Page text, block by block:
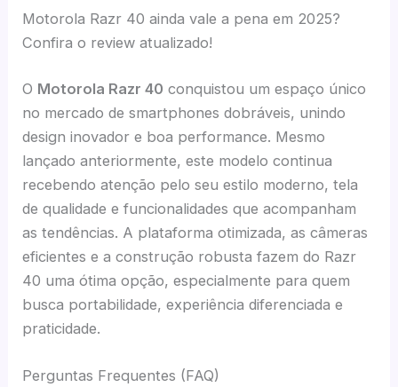
Motorola Razr 40 ainda vale a pena em 2025?
Confira o review atualizado!
O Motorola Razr 40 conquistou um espaço único
no mercado de smartphones dobráveis, unindo
design inovador e boa performance. Mesmo
lançado anteriormente, este modelo continua
recebendo atenção pelo seu estilo moderno, tela
de qualidade e funcionalidades que acompanham
as tendências. A plataforma otimizada, as câmeras
eficientes e a construção robusta fazem do Razr
40 uma ótima opção, especialmente para quem
busca portabilidade, experiência diferenciada e
praticidade.
Perguntas Frequentes (FAQ)